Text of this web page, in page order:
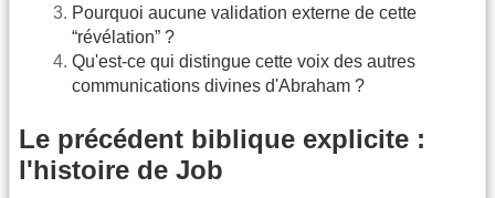
Pourquoi aucune validation externe de cette
“révélation” ?
Qu'est-ce qui distingue cette voix des autres
communications divines d'Abraham ?
Le précédent biblique explicite :
l'histoire de Job